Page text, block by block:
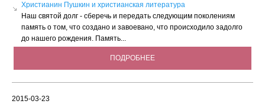
Христианин Пушкин и христианская литература
Наш святой долг - сберечь и передать следующим поколениям
память о том, что создано и завоевано, что происходило задолго
до нашего рождения. Память...
ПОДРОБНЕЕ
2015-03-23